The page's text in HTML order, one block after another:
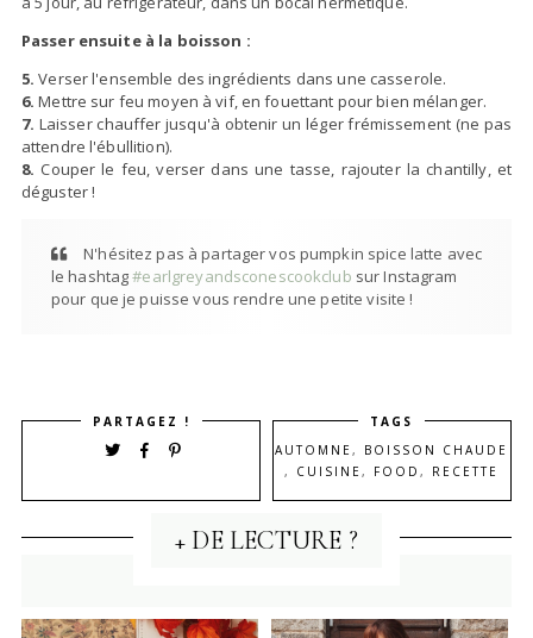
Passer ensuite à la boisson :
5.Verser l'ensemble des ingrédients dans une casserole.
6.Mettre sur feu moyen à vif, en fouettant pour bien mélanger.
7. Laisser chauffer jusqu'à obtenir un léger frémissement (ne pas
attendre l'ébullition).
8. Couper le feu, verser dans une tasse, rajouter la chantilly, et
déguster !
N'hésitez pas à partager vos pumpkin spice latte avec
le hashtag#earlgreyandsconescookclub sur Instagram
pour que je puisse vous rendre une petite visite !
PARTAGEZ !
TAGS
AUTOMNE, BOISSON CHAUDE
, CUISINE, FOOD, RECETTE
+ DE LECTURE ?